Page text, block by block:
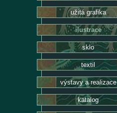
užitá grafika
ilustrace
sklo
textil
výstavy a realizace
katalog